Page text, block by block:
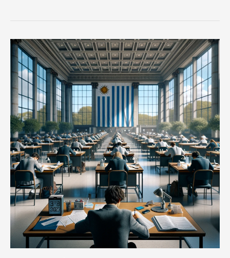
La
Prueba
Única
de
Residencias
Médicas
2023
en
Uruguay:
Un
Año
de
Cambios
y
Oportunidades